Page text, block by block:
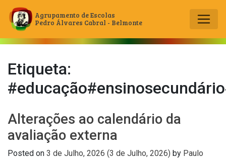
Main Navigation
Agrupamento de Escolas
Pedro Álvares Cabral - Belmonte
Etiqueta:
Alterações ao calendário da
avaliação externa
Posted on 3 de Julho, 2026 (3 de Julho, 2026) by Paulo